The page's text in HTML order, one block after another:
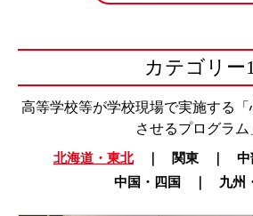
カテゴリー
高等学校等が学校現場で実施する
させるプログラム
北海道・東北
｜ 関東 ｜ 中
中国・四国
｜ 九州